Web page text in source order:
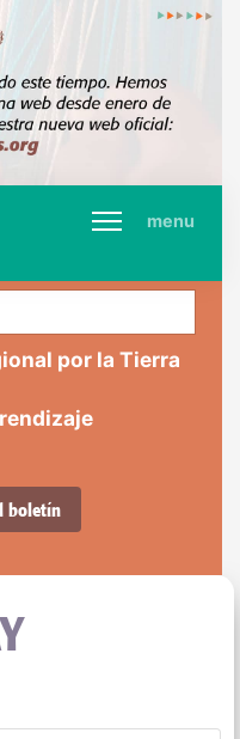
menu
por la Tierra
boletín